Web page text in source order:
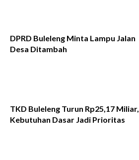
DPRD Buleleng Minta Lampu Jalan
Desa Ditambah
TKD Buleleng Turun Rp25,17 Miliar,
Kebutuhan Dasar Jadi Prioritas